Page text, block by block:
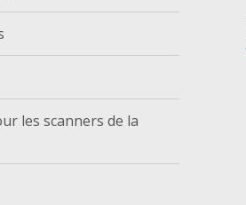
les scanners de la